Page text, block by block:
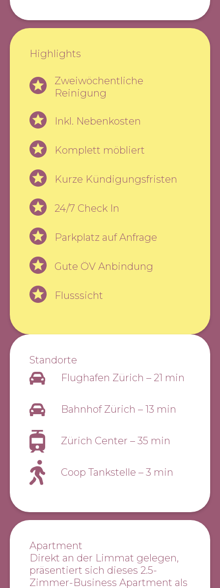
Highlights
Zweiwöchentliche
Reinigung
Inkl. Nebenkosten
Komplett möbliert
Kurze Kündigungsfristen
24/7 Check In
Parkplatz auf Anfrage
Gute ÖV Anbindung
Flusssicht
Standorte
Flughafen Zürich – 21 min
Bahnhof Zürich – 13 min
Zürich Center – 35 min
Coop Tankstelle – 3 min
Apartment
Direkt an der Limmat gelegen,
präsentiert sich dieses 2.5-
Zimmer-Business Apartment als